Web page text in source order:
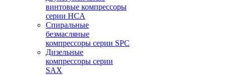
винтовые компрессоры
серии HCA
Спиральные
безмасляные
компрессоры серии SPC
Дизельные
компрессоры серии
SAX